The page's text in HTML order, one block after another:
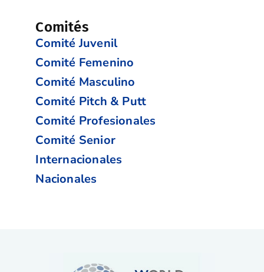
Comités
Comité Juvenil
Comité Femenino
Comité Masculino
Comité Pitch & Putt
Comité Profesionales
Comité Senior
Internacionales
Nacionales